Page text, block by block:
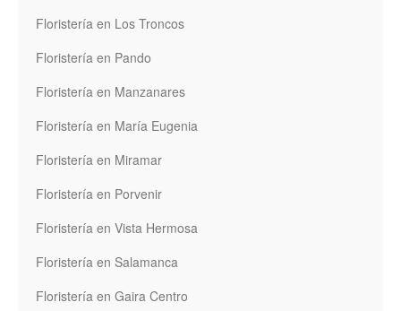
Floristería en Los Troncos
Floristería en Pando
Floristería en Manzanares
Floristería en María Eugenia
Floristería en Miramar
Floristería en Porvenir
Floristería en Vista Hermosa
Floristería en Salamanca
Floristería en Gaira Centro